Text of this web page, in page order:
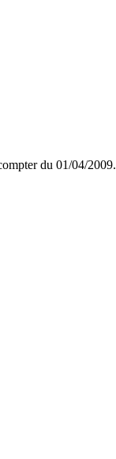
du 01/04/2009.